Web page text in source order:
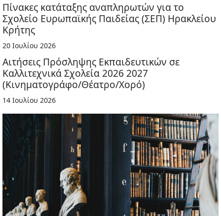
Πίνακες κατάταξης αναπληρωτών για το
Σχολείο Ευρωπαϊκής Παιδείας (ΣΕΠ) Ηρακλείου
Κρήτης
20 Ιουλίου 2026
Αιτήσεις Πρόσληψης Εκπαιδευτικών σε
Καλλιτεχνικά Σχολεία 2026 2027
(Κινηματογράφο/Θέατρο/Χορό)
14 Ιουλίου 2026